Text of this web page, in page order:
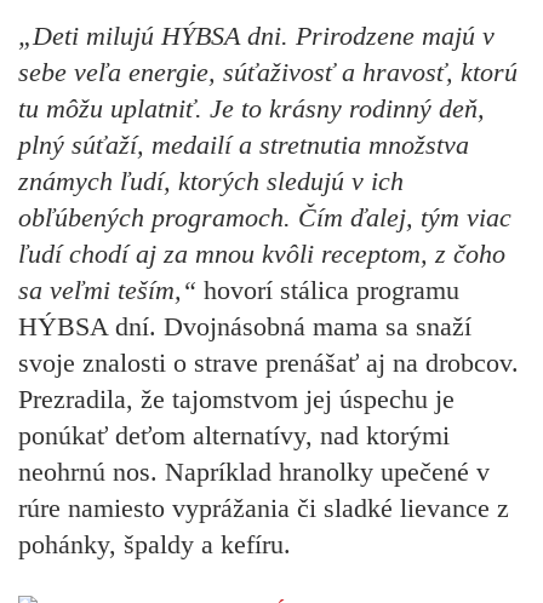
„Deti milujú HÝBSA dni. Prirodzene majú v
sebe veľa energie, súťaživosť a hravosť, ktorú
tu môžu uplatniť. Je to krásny rodinný deň,
plný súťaží, medailí a stretnutia množstva
známych ľudí, ktorých sledujú v ich
obľúbených programoch. Čím ďalej, tým viac
ľudí chodí aj za mnou kvôli receptom, z čoho
sa veľmi teším,“ hovorí stálica programu
HÝBSA dní. Dvojnásobná mama sa snaží
svoje znalosti o strave prenášať aj na drobcov.
Prezradila, že tajomstvom jej úspechu je
ponúkať deťom alternatívy, nad ktorými
neohrnú nos. Napríklad hranolky upečené v
rúre namiesto vyprážania či sladké lievance z
pohánky, špaldy a kefíru.